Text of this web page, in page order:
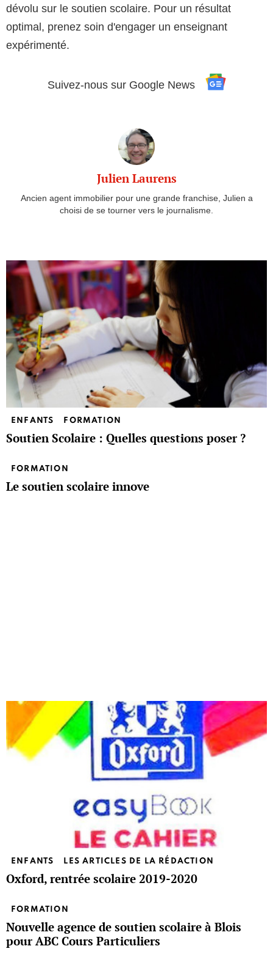
dévolu sur le soutien scolaire. Pour un résultat
optimal, prenez soin d'engager un enseignant
expérimenté.
Suivez-nous sur Google News
Julien Laurens
Ancien agent immobilier pour une grande franchise, Julien a
choisi de se tourner vers le journalisme.
ENFANTS FORMATION
Soutien Scolaire : Quelles questions poser ?
FORMATION
Le soutien scolaire innove
ENFANTS LES ARTICLES DE LA RÉDACTION
Oxford, rentrée scolaire 2019-2020
FORMATION
Nouvelle agence de soutien scolaire à Blois
pour ABC Cours Particuliers